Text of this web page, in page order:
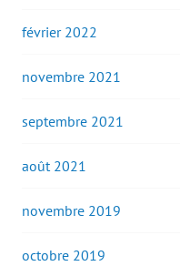
février 2022
novembre 2021
septembre 2021
août 2021
novembre 2019
octobre 2019